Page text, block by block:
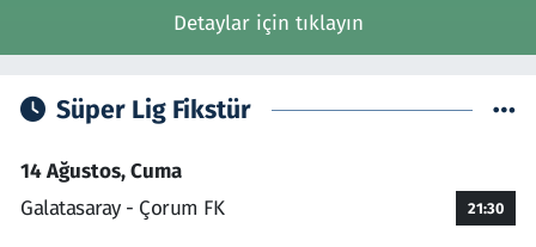
Detaylar için tıklayın
Süper Lig Fikstür
14 Ağustos, Cuma
Galatasaray - Çorum FK
21:30